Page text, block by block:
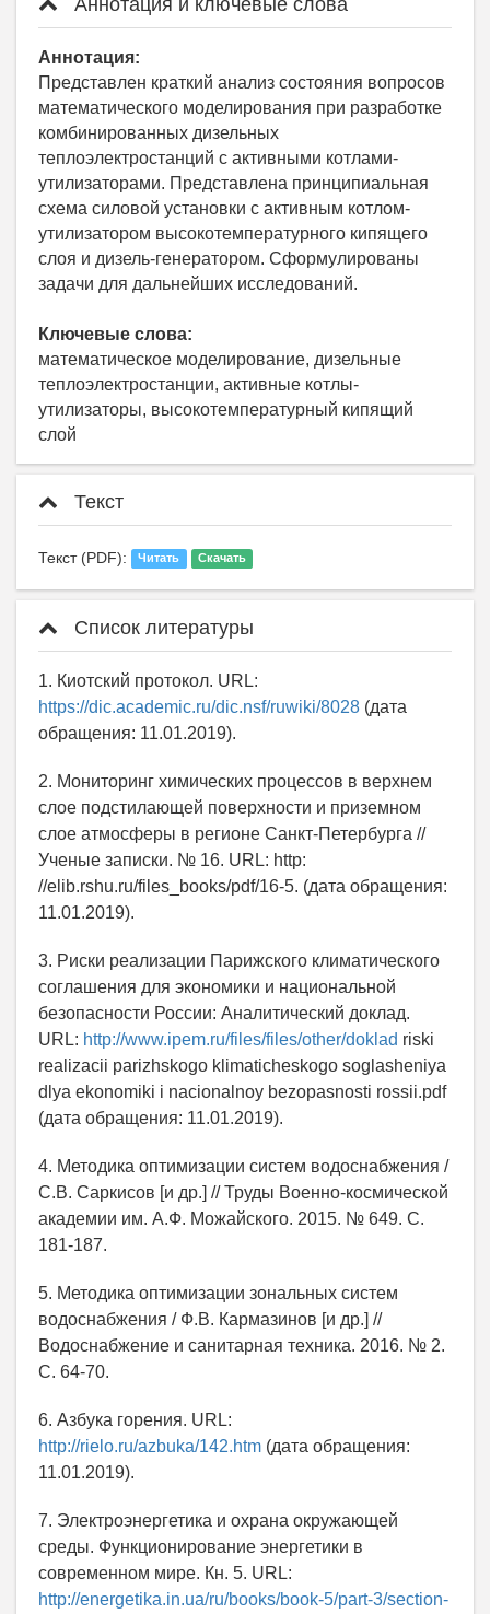
Аннотация:
Представлен краткий анализ состояния вопросов
математического моделирования при разработке
комбинированных дизельных
теплоэлектростанций с активными котлами-
утилизаторами. Представлена принципиальная
схема силовой установки с активным котлом-
утилизатором высокотемпературного кипящего
слоя и дизель-генератором. Сформулированы
задачи для дальнейших исследований.
Ключевые слова:
математическое моделирование, дизельные
теплоэлектростанции, активные котлы-
утилизаторы, высокотемпературный кипящий
слой
Текст
Текст (PDF): Читать Скачать
Список литературы
1. Киотский протокол. URL:
https://dic.academic.ru/dic.nsf/ruwiki/8028 (дата
обращения: 11.01.2019).
2. Мониторинг химических процессов в верхнем
слое подстилающей поверхности и приземном
слое атмосферы в регионе Санкт-Петербурга //
Ученые записки. № 16. URL: http:
//elib.rshu.ru/files_books/pdf/16-5. (дата обращения:
11.01.2019).
3. Риски реализации Парижского климатического
соглашения для экономики и национальной
безопасности России: Аналитический доклад.
URL: http://www.ipem.ru/files/files/other/doklad riski
realizacii parizhskogo klimaticheskogo soglasheniya
dlya ekonomiki i nacionalnoy bezopasnosti rossii.pdf
(дата обращения: 11.01.2019).
4. Методика оптимизации систем водоснабжения /
С.В. Саркисов [и др.] // Труды Военно-космической
академии им. А.Ф. Можайского. 2015. № 649. С.
181-187.
5. Методика оптимизации зональных систем
водоснабжения / Ф.В. Кармазинов [и др.] //
Водоснабжение и санитарная техника. 2016. № 2.
С. 64-70.
6. Азбука горения. URL:
http://rielo.ru/azbuka/142.htm (дата обращения:
11.01.2019).
7. Электроэнергетика и охрана окружающей
среды. Функционирование энергетики в
современном мире. Кн. 5. URL:
http://energetika.in.ua/ru/books/book-5/part-3/section-